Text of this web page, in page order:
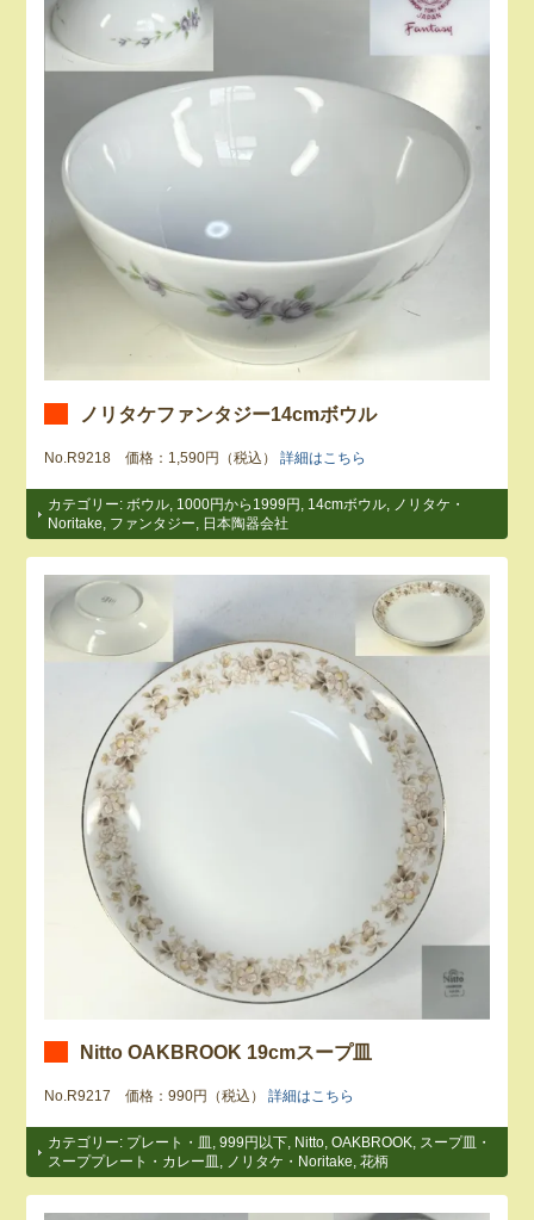
ノリタケファンタジー14cmボウル
No.R9218 価格：1,590円（税込）詳細はこちら
カテゴリー: ボウル 1000円から1999円 14cmボウル
ノリタケ・
Noritake
ファンタジー 日本陶器会社
Nitto OAKBROOK 19cmスープ皿
No.R9217 価格：990円（税込）詳細はこちら
カテゴリー: プレート・皿 ,999円以下 Nitto ,OAKBROOK
スープ皿・
スーププレート・カレー皿
ノリタケ・Noritake ,花柄